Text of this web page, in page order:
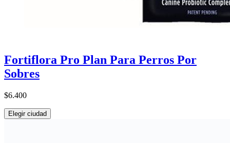
Fortiflora Pro Plan Para Perros Por
Sobres
$6.400
Elegir ciudad